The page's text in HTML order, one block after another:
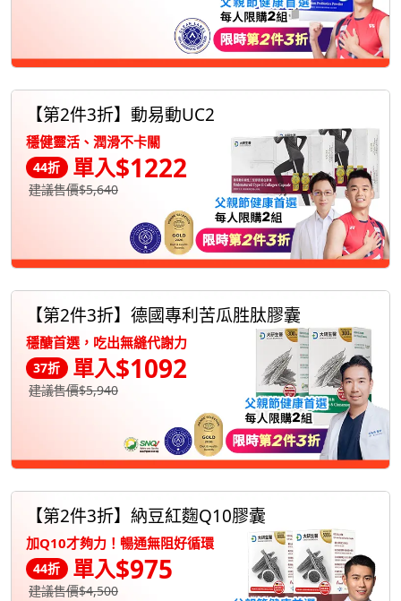
【第2件3折】動易動UC2
穩健靈活、潤滑不卡關
44折 單入$1222
建議售價$5,640
【第2件3折】德國專利苦瓜胜肽膠囊
穩醣首選，吃出無縫代謝力
37折 單入$1092
建議售價$5,940
【第2件3折】納豆紅麴Q10膠囊
加Q10才夠力！暢通無阻好循環
44折 單入$975
建議售價$4,500